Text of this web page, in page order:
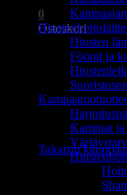
0
Ostoskori
Ostoskori on
Takaisin
Hiusten
Föönit ja
Kammat ja